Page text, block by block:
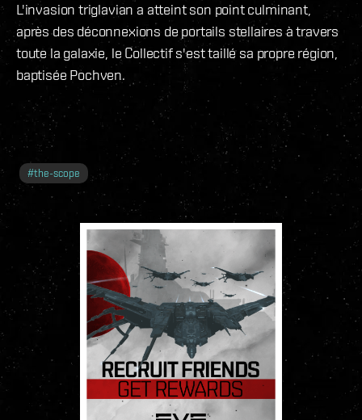
L'invasion triglavian a atteint son point culminant,
après des déconnexions de portails stellaires à travers
toute la galaxie, le Collectif s'est taillé sa propre région,
baptisée Pochven.
#the-scope